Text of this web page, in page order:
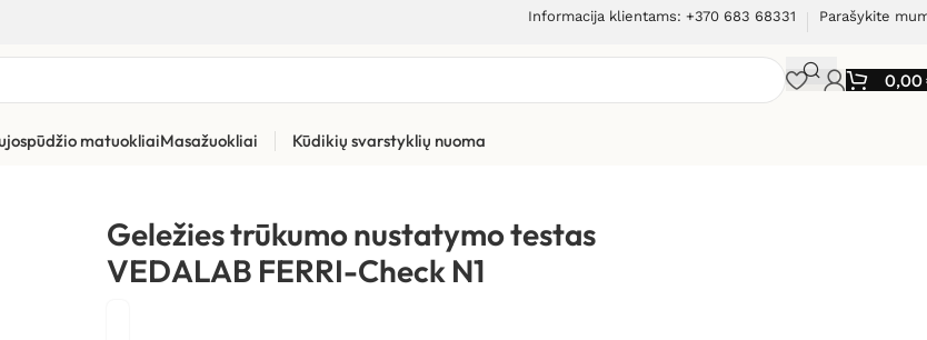
Informacija klientams: +370 683 68331 Parašykite
0,00
matuokliaiMasažuokliai Kūdikių svarstyklių nuoma
testas VEDALAB FERRI-Check N1
Geležies trūkumo nustatymo testas
VEDALAB FERRI-Check N1